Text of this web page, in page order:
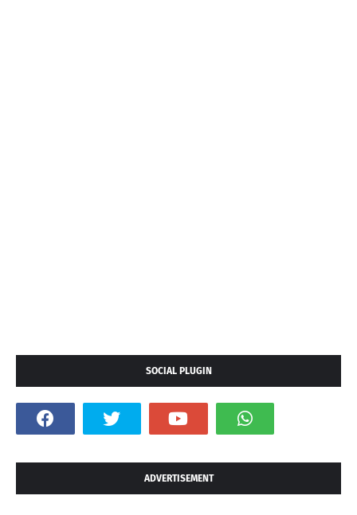
SOCIAL PLUGIN
ADVERTISEMENT